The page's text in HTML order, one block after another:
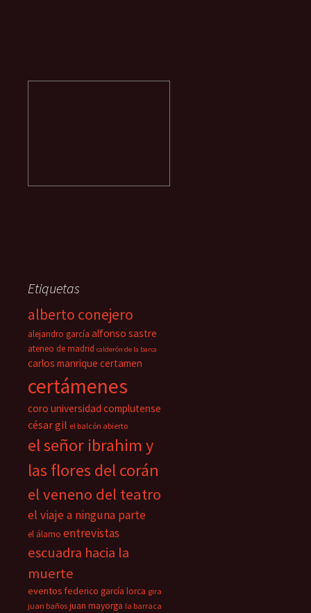
Etiquetas
alberto conejero
alejandro garcía alfonso sastre
ateneo de madrid calderón de la barca
carlos manrique certamen
certámenes
coro universidad complutense
césar gil el balcón abierto
el señor ibrahim y
las flores del corán
el veneno del teatro
el viaje a ninguna parte
el álamo entrevistas
escuadra hacia la
muerte
eventos federico garcía lorca gira
juan baños juan mayorga la barraca